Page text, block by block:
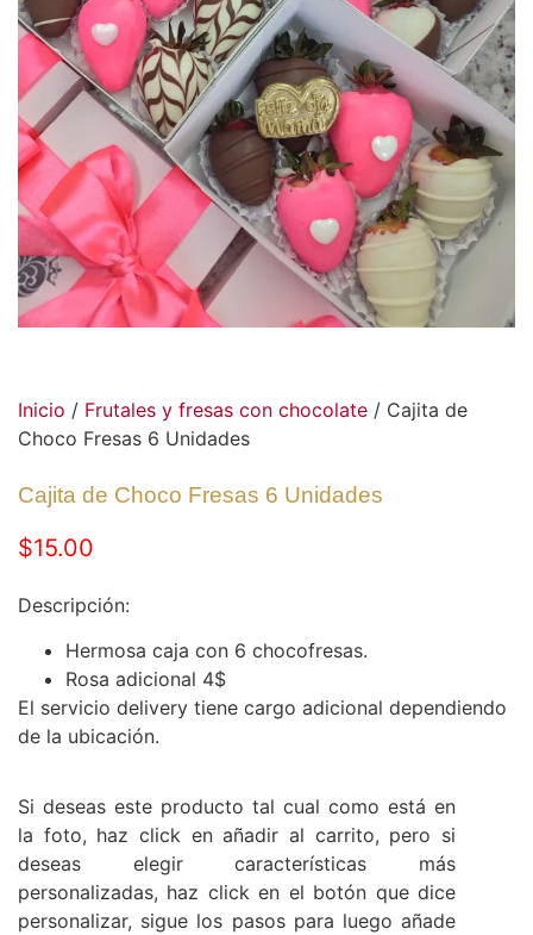
Inicio / Frutales y fresas con chocolate / Cajita de
Choco Fresas 6 Unidades
Cajita de Choco Fresas 6 Unidades
$15.00
Descripción:
Hermosa caja con 6 chocofresas.
Rosa adicional 4$
El servicio delivery tiene cargo adicional dependiendo
de la ubicación.
Si deseas este producto tal cual como está en
la foto, haz click en añadir al carrito, pero si
deseas elegir características más
personalizadas, haz click en el botón que dice
personalizar, sigue los pasos para luego añade